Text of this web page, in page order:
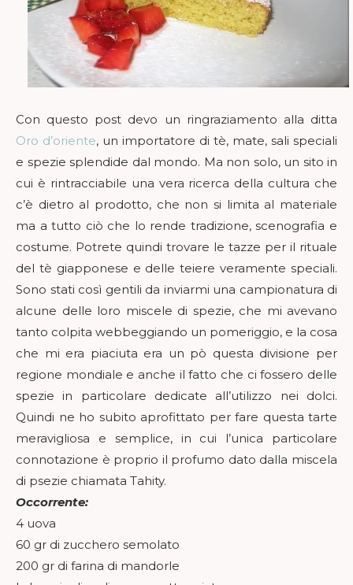
Con questo post devo un ringraziamento alla ditta
Oro d’oriente, un importatore di tè, mate, sali speciali
e spezie splendide dal mondo. Ma non solo, un sito in
cui è rintracciabile una vera ricerca della cultura che
c’è dietro al prodotto, che non si limita al materiale
ma a tutto ciò che lo rende tradizione, scenografia e
costume. Potrete quindi trovare le tazze per il rituale
del tè giapponese e delle teiere veramente speciali.
Sono stati così gentili da inviarmi una campionatura di
alcune delle loro miscele di spezie, che mi avevano
tanto colpita webbeggiando un pomeriggio, e la cosa
che mi era piaciuta era un pò questa divisione per
regione mondiale e anche il fatto che ci fossero delle
spezie in particolare dedicate all’utilizzo nei dolci.
Quindi ne ho subito aprofittato per fare questa tarte
meravigliosa e semplice, in cui l’unica particolare
connotazione è proprio il profumo dato dalla miscela
di psezie chiamata Tahity.
Occorrente:
4 uova
60 gr di zucchero semolato
200 gr di farina di mandorle